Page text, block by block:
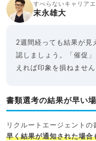
すべらないキャリア
末永雄大
2週間経っても結果が見
認しましょう。「催促
えれば印象を損ねません
書類選考の結果が早い
リクルートエージェントの
早く結果が通知された場